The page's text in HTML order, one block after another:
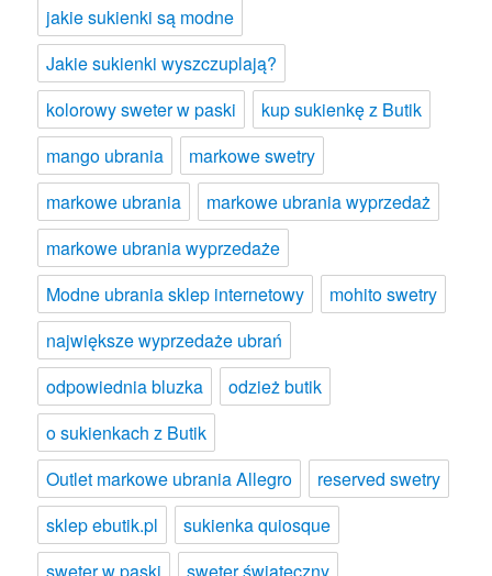
jakie sukienki są modne
Jakie sukienki wyszczuplają?
kolorowy sweter w paski
kup sukienkę z Butik
mango ubrania
markowe swetry
markowe ubrania
markowe ubrania wyprzedaż
markowe ubrania wyprzedaże
Modne ubrania sklep internetowy
mohito swetry
największe wyprzedaże ubrań
odpowiednia bluzka
odzież butik
o sukienkach z Butik
Outlet markowe ubrania Allegro
reserved swetry
sklep ebutik.pl
sukienka quiosque
sweter w paski
sweter świąteczny